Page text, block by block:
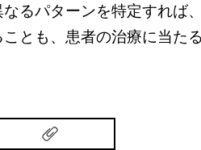
るパターンを特定すれば
とも、患者の治療に当た